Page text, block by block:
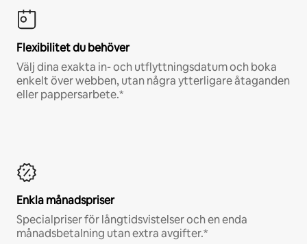
Flexibilitet du behöver
Välj dina exakta in- och utflyttningsdatum och boka
enkelt över webben, utan några ytterligare åtaganden
eller pappersarbete.*
Enkla månadspriser
Specialpriser för långtidsvistelser och en enda
månadsbetalning utan extra avgifter.*